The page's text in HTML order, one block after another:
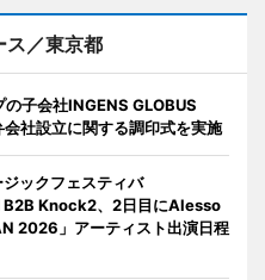
ス／東京都
子会社INGENS GLOBUS
社設立に関する調印式を実施
ックフェスティバ
、2日目にAlesso
」アーティスト出演日程